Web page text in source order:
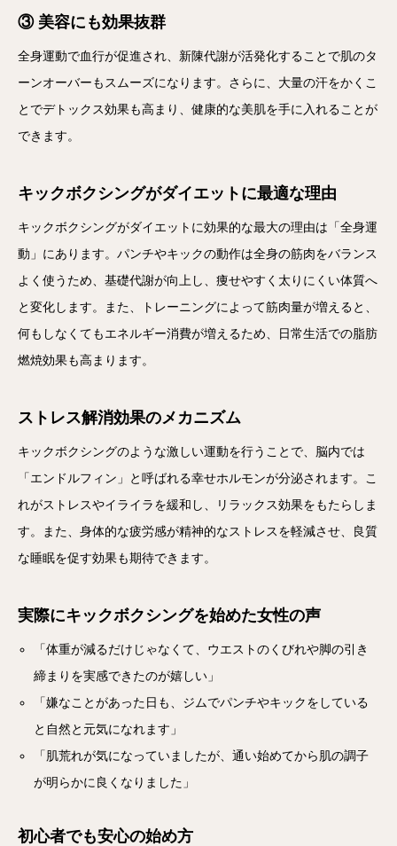
③ 美容にも効果抜群
全身運動で血行が促進され、新陳代謝が活発化することで肌のタ
ーンオーバーもスムーズになります。さらに、大量の汗をかくこ
とでデトックス効果も高まり、健康的な美肌を手に入れることが
できます。
キックボクシングがダイエットに最適な理由
キックボクシングがダイエットに効果的な最大の理由は「全身運
動」にあります。パンチやキックの動作は全身の筋肉をバランス
よく使うため、基礎代謝が向上し、痩せやすく太りにくい体質へ
と変化します。また、トレーニングによって筋肉量が増えると、
何もしなくてもエネルギー消費が増えるため、日常生活での脂肪
燃焼効果も高まります。
ストレス解消効果のメカニズム
キックボクシングのような激しい運動を行うことで、脳内では
「エンドルフィン」と呼ばれる幸せホルモンが分泌されます。こ
れがストレスやイライラを緩和し、リラックス効果をもたらしま
す。また、身体的な疲労感が精神的なストレスを軽減させ、良質
な睡眠を促す効果も期待できます。
実際にキックボクシングを始めた女性の声
「体重が減るだけじゃなくて、ウエストのくびれや脚の引き
締まりを実感できたのが嬉しい」
「嫌なことがあった日も、ジムでパンチやキックをしている
と自然と元気になれます」
「肌荒れが気になっていましたが、通い始めてから肌の調子
が明らかに良くなりました」
初心者でも安心の始め方